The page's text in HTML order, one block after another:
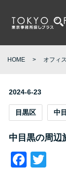
HOME オフィ
2024-6-23
目黒区 中
中目黒の周辺